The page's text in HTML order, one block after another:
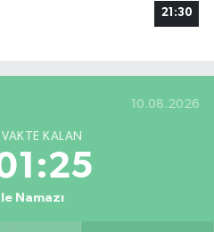
21:30
10.08.2026
KALAN
Namazı